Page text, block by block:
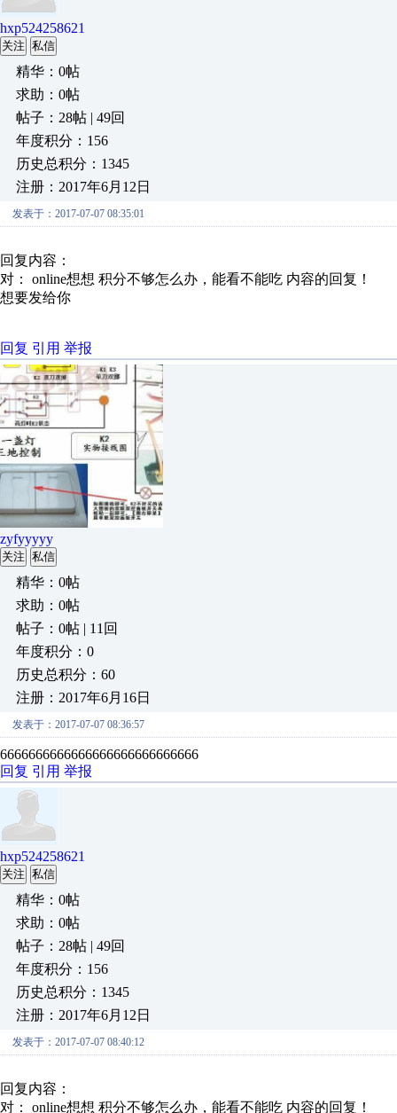
hxp524258621
关注 私信
精华：0帖
求助：0帖
帖子：28帖 | 49回
年度积分：156
历史总积分：1345
注册：2017年6月12日
发表于：2017-07-07 08:35:01
回复内容：
对： online想想 积分不够怎么办，能看不能吃 内容的回复！
想要发给你
回复 引用 举报
zyfyyyyy
关注 私信
精华：0帖
求助：0帖
帖子：0帖 | 11回
年度积分：0
历史总积分：60
注册：2017年6月16日
发表于：2017-07-07 08:36:57
6666666666666666666666666666
回复 引用 举报
hxp524258621
关注 私信
精华：0帖
求助：0帖
帖子：28帖 | 49回
年度积分：156
历史总积分：1345
注册：2017年6月12日
发表于：2017-07-07 08:40:12
回复内容：
对： online想想 积分不够怎么办，能看不能吃 内容的回复！